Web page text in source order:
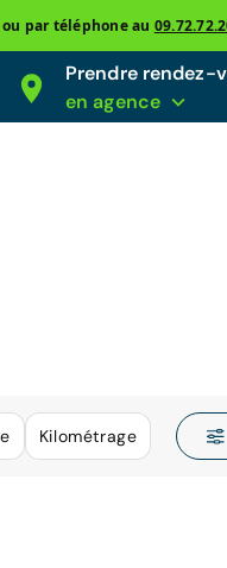
ou par téléphone au
Prendre rendez-
en agence
Kilométrage